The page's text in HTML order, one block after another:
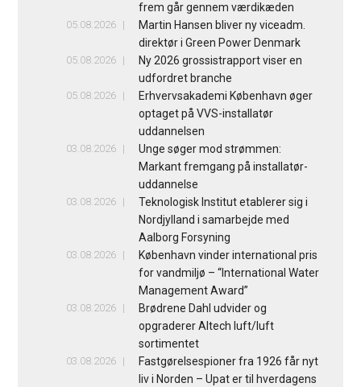
frem går gennem værdikæden
05.08.2026
Martin Hansen bliver ny viceadm.
direktør i Green Power Denmark
05.08.2026
Ny 2026 grossistrapport viser en
udfordret branche
05.08.2026
Erhvervsakademi København øger
optaget på VVS-installatør
uddannelsen
03.08.2026
Unge søger mod strømmen:
Markant fremgang på installatør-
uddannelse
03.08.2026
Teknologisk Institut etablerer sig i
Nordjylland i samarbejde med
Aalborg Forsyning
03.08.2026
København vinder international pris
for vandmiljø – “International Water
Management Award”
03.08.2026
Brødrene Dahl udvider og
opgraderer Altech luft/luft
sortimentet
03.08.2026
Fastgørelsespioner fra 1926 får nyt
liv i Norden – Upat er til hverdagens